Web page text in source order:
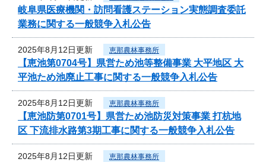
岐阜県医療機関・訪問看護ステーション実態調査委託
業務に関する一般競争入札公告
2025年8月12日更新 恵那農林事務所
【恵池第0704号】県営ため池等整備事業 大平地区 大
平池ため池廃止工事に関する一般競争入札公告
2025年8月12日更新 恵那農林事務所
【恵池防第0701号】県営ため池防災対策事業 打杭地
区 下流排水路第3期工事に関する一般競争入札公告
2025年8月12日更新 恵那農林事務所